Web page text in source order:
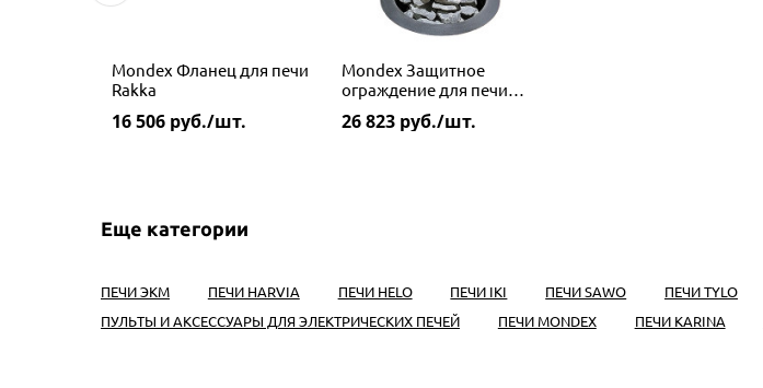
Mondex Фланец для печи
Rakka
16 506 руб./шт.
Mondex Защитное
ограждение для печи
26 823 руб./шт.
Еще категории
ПЕЧИ ЭКМ ПЕЧИ HARVIA ПЕЧИ HELO ПЕЧИ IKI ПЕЧИ SAWO ПЕЧИ TYLO
ПУЛЬТЫ И АКСЕССУАРЫ ДЛЯ ЭЛЕКТРИЧЕСКИХ ПЕЧЕЙ
ПЕЧИ MONDEX ПЕЧИ KARINA